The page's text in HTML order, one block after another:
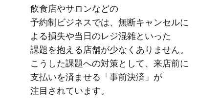
飲食店や​サロンなどの​
予約制ビジネスでは、​無断キャンセルに​
よる​損失や​当日の​レジ混雑と​いった​
課題を​抱える​店舗が​少なく​ありません。​
こうした​課題への​対策と​して、​来店前に​
支払いを​済ませる​「事前決済」が​
注目されています。